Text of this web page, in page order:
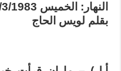
النهار: الخميس 17/3/1983
بقلم لويس الحاج